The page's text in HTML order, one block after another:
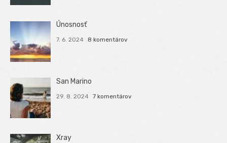
Únosnosť
7. 6. 2024 8 komentárov
San Marino
29. 8. 2024 7 komentárov
Xray